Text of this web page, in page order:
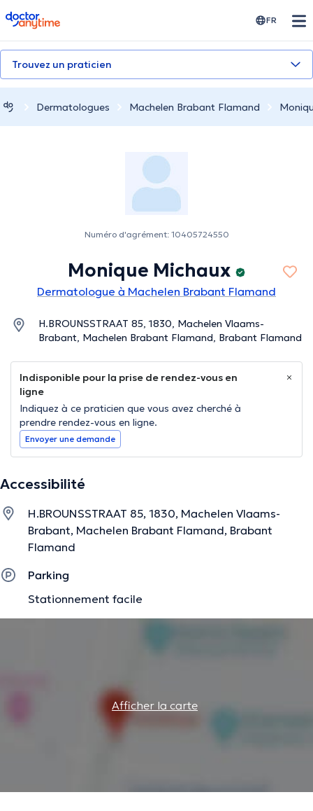
doctoranytime FR
Trouvez un praticien
Dermatologues Machelen Brabant Flamand
Numéro d'agrément: 10405724550
Monique Michaux
Dermatologue à Machelen Brabant Flamand
H.BROUNSSTRAAT 85, 1830, Machelen Vlaams-
Brabant, Machelen Brabant Flamand, Brabant Flamand
Indisponible pour la prise de rendez-vous en
ligne
Indiquez à ce praticien que vous avez cherché à
prendre rendez-vous en ligne.
Envoyer une demande
Accessibilité
H.BROUNSSTRAAT 85, 1830, Machelen Vlaams-
Brabant, Machelen Brabant Flamand, Brabant
Flamand
Parking
Stationnement facile
Afficher la carte